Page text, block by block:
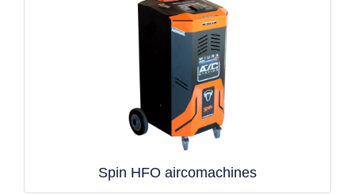
Spin HFO aircomachines